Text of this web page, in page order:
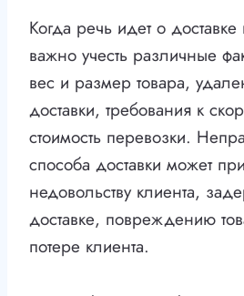
Когда речь идет о
важно учесть различные
вес и размер товара,
доставки, требования к
стоимость перевозки.
способа доставки может
недовольству клиента,
доставке, повреждению
потере клиента.